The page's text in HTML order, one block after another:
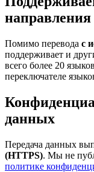
направления
Помимо перевода с
поддерживает и
всего более 20
переключателе
данных
Передача данных
(HTTPS). Мы не
политике